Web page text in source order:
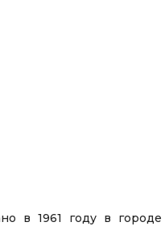
в 1961 году в городе